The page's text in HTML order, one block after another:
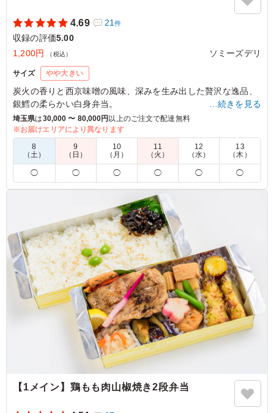
4.69 21件
収録の評価5.00
1,200円
（税込） ソミーズデリ
サイズ やや大きい
炭火の香りと西京味噌の風味、深みを生み出した贅沢な逸品、
銀鱈の柔らかい白身弁当。
※8種野菜は季節により変更する場合がございます。
5.0 株式会社ブラーヴォ
銀だらの身がふっくらと柔らかく、炭火の香ばしい風味が
食欲をそそる素晴らしいお弁当でした。西京漬けの程よい
甘みがご飯と相性抜群で、副菜の野菜もしっかりとした味
付けで栄養バランスも満点です。冷めても美味しく食べら
れるよう丁寧に作り込まれており、自信を持っておすすめ
できる逸品です。
ご利用シーン：ロケ・撮影›収録
東京都渋谷区神宮前2026/07/11
…続きを見る
埼玉県は30,000 〜 80,000円以上のご注文で配達無料
※お届けエリアにより異なります
8
（土）
9
（日）
10
（月）
11
（火）
12
（水）
13
（木）
◯ ◯ ◯ ◯ ◯ ◯
【1メイン】鶏もも肉山椒焼き2段弁当